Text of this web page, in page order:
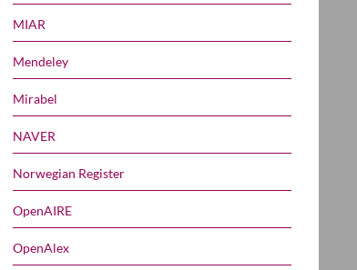
MIAR
Mendeley
Mirabel
NAVER
Norwegian Register
OpenAIRE
OpenAlex